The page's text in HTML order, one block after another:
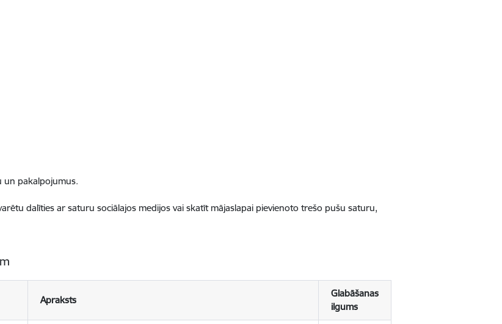
un pakalpojumus.
dalīties ar saturu sociālajos medijos vai skatīt mājaslapai pievienoto trešo pušu saturu,
Apraksts
Glabāšanas
ilgums